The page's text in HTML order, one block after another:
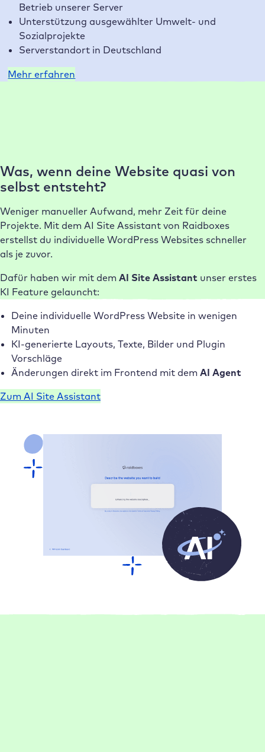
Betrieb unserer Server
Unterstützung ausgewählter Umwelt- und
Sozialprojekte
Serverstandort in Deutschland
Mehr erfahren
Was, wenn deine Website quasi von
selbst entsteht?
Weniger manueller Aufwand, mehr Zeit für deine
Projekte. Mit dem AI Site Assistant von Raidboxes
erstellst du individuelle WordPress Websites schneller
als je zuvor.
Dafür haben wir mit dem AI Site Assistant unser erstes
KI Feature gelauncht:
Deine individuelle WordPress Website in wenigen
Minuten
KI-generierte Layouts, Texte, Bilder und Plugin
Vorschläge
Änderungen direkt im Frontend mit dem AI Agent
Zum AI Site Assistant